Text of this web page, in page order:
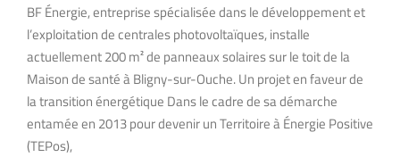
BF Énergie, entreprise spécialisée dans le développement et
l’exploitation de centrales photovoltaïques, installe
actuellement 200 m² de panneaux solaires sur le toit de la
Maison de santé à Bligny-sur-Ouche. Un projet en faveur de
la transition énergétique Dans le cadre de sa démarche
entamée en 2013 pour devenir un Territoire à Énergie Positive
(TEPos),